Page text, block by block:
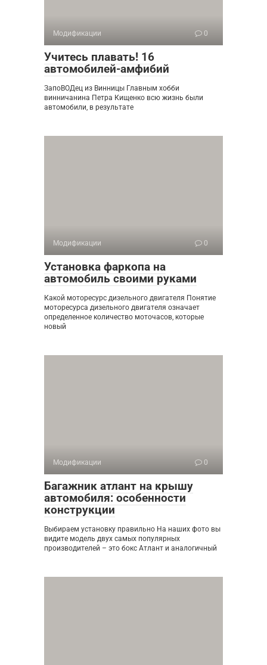
Модификации 0
Учитесь плавать! 16
автомобилей-амфибий
ЗапоВОДец из Винницы Главным хобби
винничанина Петра Кищенко всю жизнь были
автомобили, в результате
Модификации 0
Установка фаркопа на
автомобиль своими руками
Какой моторесурс дизельного двигателя Понятие
моторесурса дизельного двигателя означает
определенное количество моточасов, которые
новый
Модификации 0
Багажник атлант на крышу
автомобиля: особенности
конструкции
Выбираем установку правильно На наших фото вы
видите модель двух самых популярных
производителей – это бокс Атлант и аналогичный